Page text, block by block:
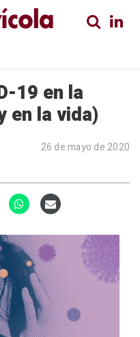
19 en la
en la vida)
26 de mayo de 2020